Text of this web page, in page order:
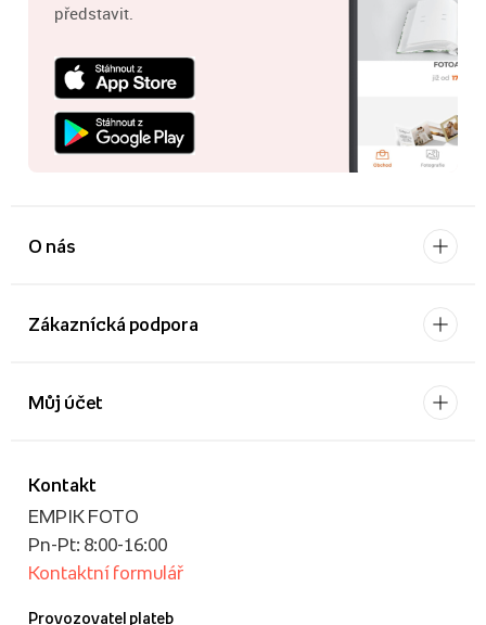
představit.
O nás
Zákaznícká podpora
Kontakt
EMPIK FOTO
Pn-Pt: 8:00-16:00
Kontaktní formulář
Provozovatel plateb
Můj účet